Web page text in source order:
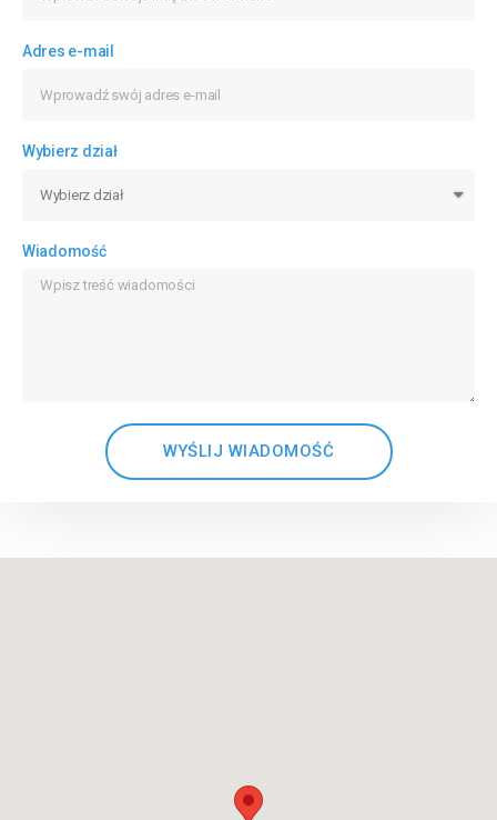
Adres e-mail
Wybierz dział
Wiadomość
WYŚLIJ WIADOMOŚĆ